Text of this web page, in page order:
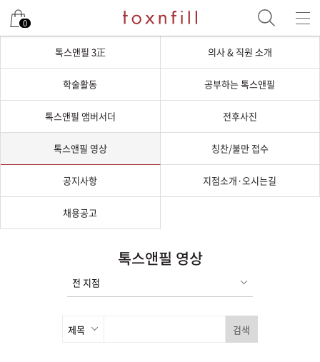
0
톡스앤필 3正 의사 & 직원 소개
학술활동 공부하는 톡스앤필
톡스앤필 앰버서더 전후사진
톡스앤필 영상 칭찬/불만 접수
공지사항 지점소개·오시는길
채용공고
톡스앤필 영상
검색